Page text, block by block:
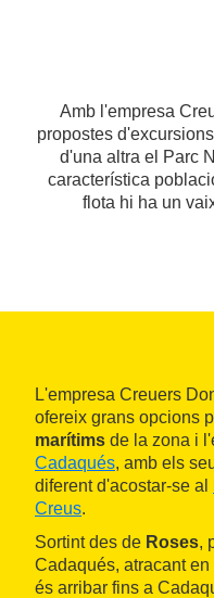
Amb l'empresa
propostes
d'una altra el Parc
característica
flota hi ha un
L'empresa Creuers
ofereix grans opcions
marítims de la zona i
Cadaqués, amb els
diferent d'acostar-se al
Creus.
Sortint des de Roses,
Cadaqués, atracant
és arribar fins a